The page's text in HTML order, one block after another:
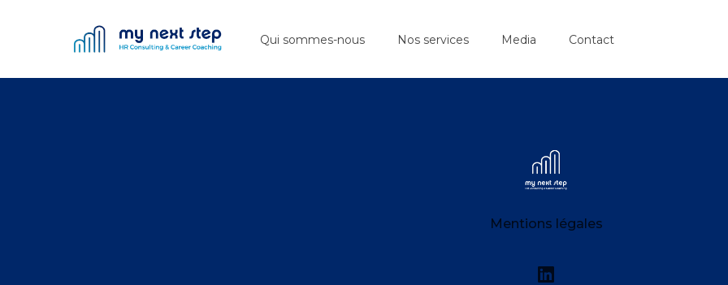
My Next Step
Qui sommes-nous Nos services Media Contact
My Next Step
Mentions légales
Linkedin